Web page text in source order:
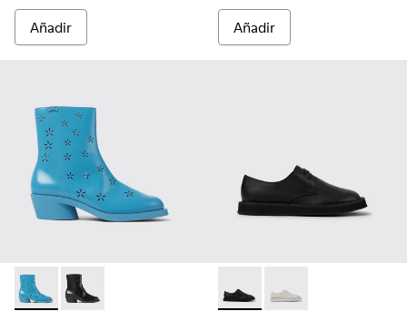
Añadir Añadir
Bonnie - K400687-002 - Botas azules de piel para mujer
Bonnie - K400687-001 Brothers Polze - K201340-
Brothers Polze -